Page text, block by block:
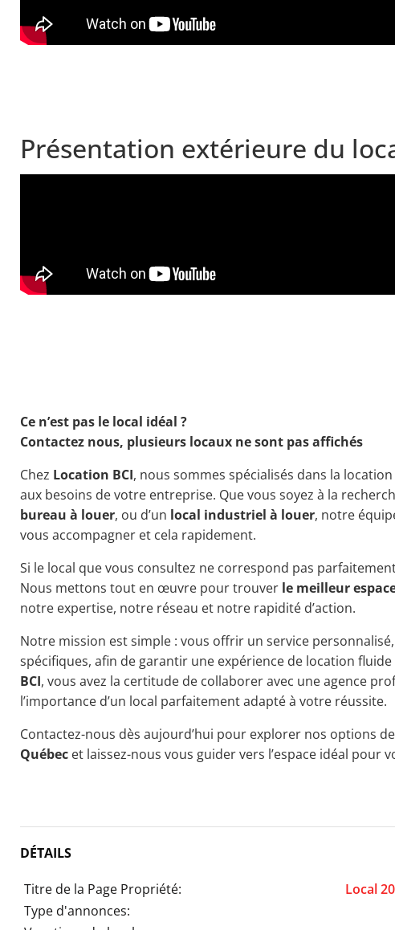
Présentation extérieure du
Ce n’est pas le local idéal ?
Contactez nous, plusieurs locaux ne sont pas affichés
Chez Location BCI, nous sommes spécialisés dans la
aux besoins de votre entreprise. Que vous soyez à la
bureau à louer, ou d’un local industriel à louer, notre
vous accompagner et cela rapidement.
Si le local que vous consultez ne correspond pas
Nous mettons tout en œuvre pour trouver le meilleur
notre expertise, notre réseau et notre rapidité d’action.
Notre mission est simple : vous offrir un service
spécifiques, afin de garantir une expérience de location fluide
BCI, vous avez la certitude de collaborer avec une agence
l’importance d’un local parfaitement adapté à votre réussite.
Contactez-nous dès aujourd’hui pour explorer nos options de
Québec et laissez-nous vous guider vers l’espace idéal pour
DÉTAILS
Titre de la Page Propriété:
Local
Type d'annonces: